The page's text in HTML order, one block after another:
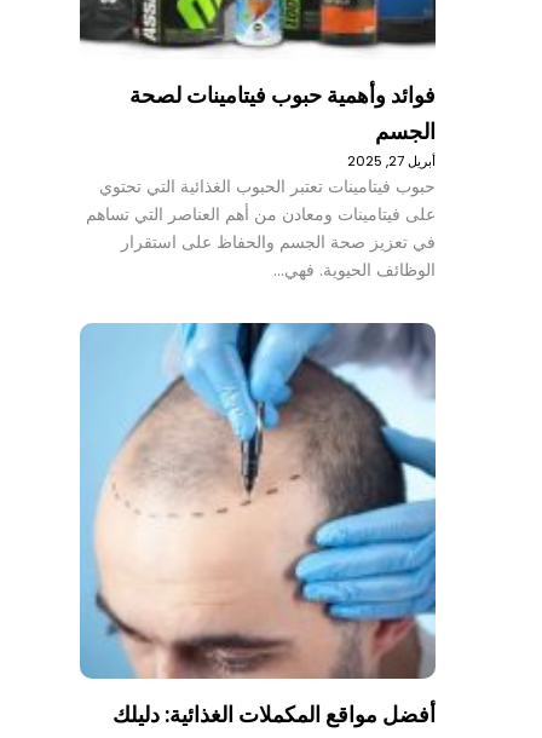
فوائد وأهمية حبوب فيتامينات لصحة
الجسم
أبريل 27, 2025
حبوب فيتامينات تعتبر الحبوب الغذائية التي تحتوي
على فيتامينات ومعادن من أهم العناصر التي تساهم
في تعزيز صحة الجسم والحفاظ على استقرار
الوظائف الحيوية. فهي…
أفضل مواقع المكملات الغذائية: دليلك